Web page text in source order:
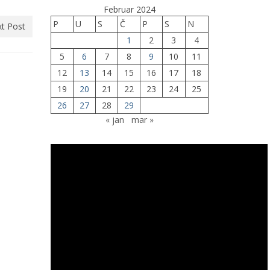
Post
Februar 2024
P
U S Č P S
N
1
2 3
4
5
6 7 8 9 10
11
12
13 14 15 16 17
18
19
20 21 22 23 24
25
26
27 28
29
« jan
mar »